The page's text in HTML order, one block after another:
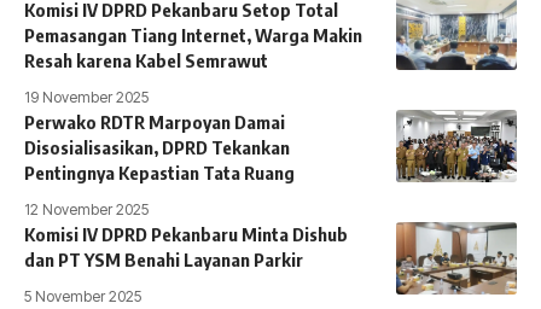
Komisi IV DPRD Pekanbaru Setop Total
Pemasangan Tiang Internet, Warga Makin
Resah karena Kabel Semrawut
19 November 2025
Perwako RDTR Marpoyan Damai
Disosialisasikan, DPRD Tekankan
Pentingnya Kepastian Tata Ruang
12 November 2025
Komisi IV DPRD Pekanbaru Minta Dishub
dan PT YSM Benahi Layanan Parkir
5 November 2025